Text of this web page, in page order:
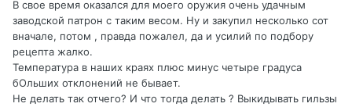
В свое время оказался для моего оружия очень удачным
заводской патрон с таким весом. Ну и закупил несколько сот
вначале, потом , правда пожалел, да и усилий по подбору
рецепта жалко.
Температура в наших краях плюс минус четыре градуса
бОльших отклонений не бывает.
Не делать так отчего? И что тогда делать ? Выкидывать гильзы